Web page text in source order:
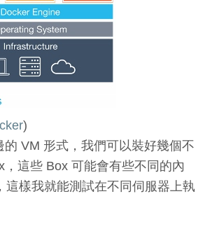
)
VM 形式，我們可以裝好幾個不
這些 Box 可能會有些不同的內
樣我就能測試在不同伺服器上執